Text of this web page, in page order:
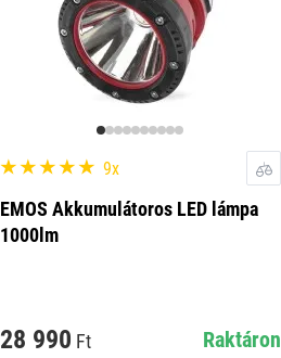
9x
EMOS Akkumulátoros LED lámpa
1000lm
28 990 Ft Raktáron